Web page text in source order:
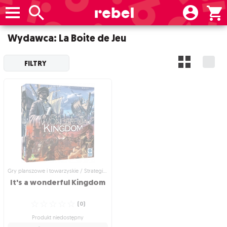
Wydawca: La Boite de Jeu
FILTRY
Gry planszowe i towarzyskie / Strategiczne gry planszowe
It's awonderfulKingdom
(0)
Produkt niedostępny